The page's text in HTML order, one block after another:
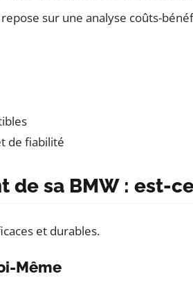
sur une analyse coûts-
de fiabilité
de sa BMW : est-
Même